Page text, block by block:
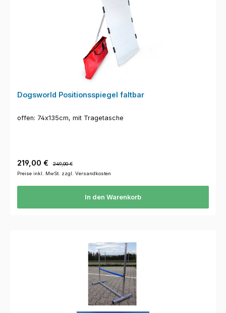
Dogsworld Positionsspiegel faltbar
offen: 74x135cm, mit Tragetasche
Verkaufspreis:
219,00 €
249,00 €
Preise inkl. MwSt. zzgl. Versandkosten
In den Warenkorb